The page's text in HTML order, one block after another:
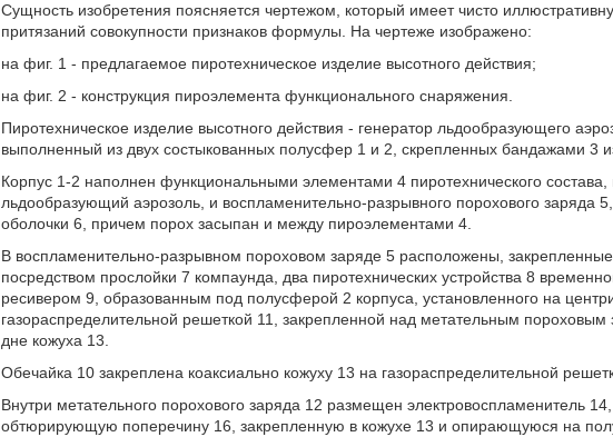
Сущность изобретения поясняется чертежом, который имеет чисто
притязаний совокупности признаков формулы. На чертеже изображено:
на фиг. 1 - предлагаемое пиротехническое изделие высотного действия;
на фиг. 2 - конструкция пироэлемента функционального снаряжения.
Пиротехническое изделие высотного действия - генератор льдообразующего
выполненный из двух состыкованных полусфер 1 и 2, скрепленных бандажами 3
Корпус 1-2 наполнен функциональными элементами 4 пиротехнического
льдообразующий аэрозоль, и воспламенительно-разрывного порохового заряда
оболочки 6, причем порох засыпан и между пироэлементами 4.
В воспламенительно-разрывном пороховом заряде 5 расположены,
посредством прослойки 7 компаунда, два пиротехнических устройства 8
ресивером 9, образованным под полусферой 2 корпуса, установленного на
газораспределительной решеткой 11, закрепленной над метательным
дне кожуха 13.
Обечайка 10 закреплена коаксиально кожуху 13 на газораспределительной
Внутри метательного порохового заряда 12 размещен электровоспламенитель
обтюрирующую поперечину 16, закрепленную в кожухе 13 и опирающуюся на